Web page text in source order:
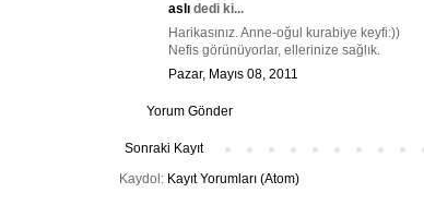
aslı dedi ki...
Harikasınız. Anne-oğul kurabiye keyfi:))
Nefis görünüyorlar, ellerinize sağlık.
Pazar, Mayıs 08, 2011
Yorum Gönder
Sonraki Kayıt
Kaydol: Kayıt Yorumları (Atom)